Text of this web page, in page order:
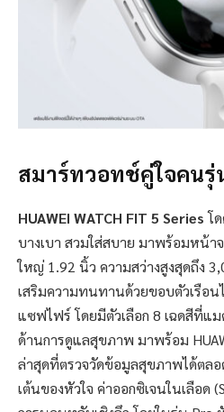
สมาร์ทวอทช์คู่ใจคนรุ่
HUAWEI WATCH FIT 5 Seriesโ
บางเบา สวมใส่สบาย มาพร้อมหน้า
ใหญ่ 1.92 นิ้ว ความสว่างสูงสุดถึง
เสริมความทนทานด้วยขอบตัวเรือน
แซฟไฟร์ โดยมีตัวเลือก 8 เฉดสีที่แ
ด้านการดูแลสุขภาพ มาพร้อม
ล่าสุดที่ตรวจวัดข้อมูลสุขภาพได้ตลอ
เต้นของหัวใจ ค่าออกซิเจนในเลือด